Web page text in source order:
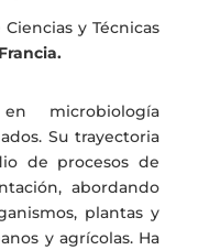
y Técnicas
Francia.
microbiología
Su trayectoria
de procesos de
abordando
plantas y
y agrícolas. Ha